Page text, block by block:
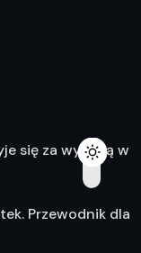
się za wyceną w
Przewodnik dla